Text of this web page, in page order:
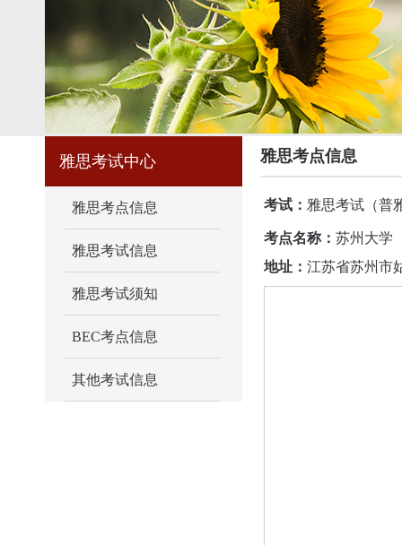
雅思考试中心
雅思考点信息
雅思考试信息
雅思考试须知
BEC考点信息
其他考试信息
雅思考点信息
考试： 雅思考试（普
考点名称： 苏州大学
地址： 江苏省苏州市